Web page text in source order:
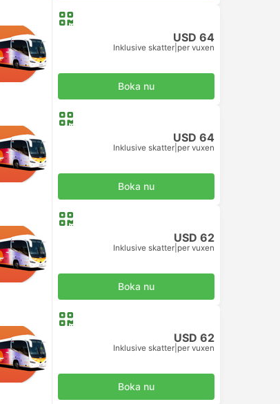
USD 64
Inklusive skatter per vuxen
Boka nu
USD 64
Inklusive skatter per vuxen
Boka nu
USD 62
Inklusive skatter per vuxen
Boka nu
USD 62
Inklusive skatter per vuxen
Boka nu